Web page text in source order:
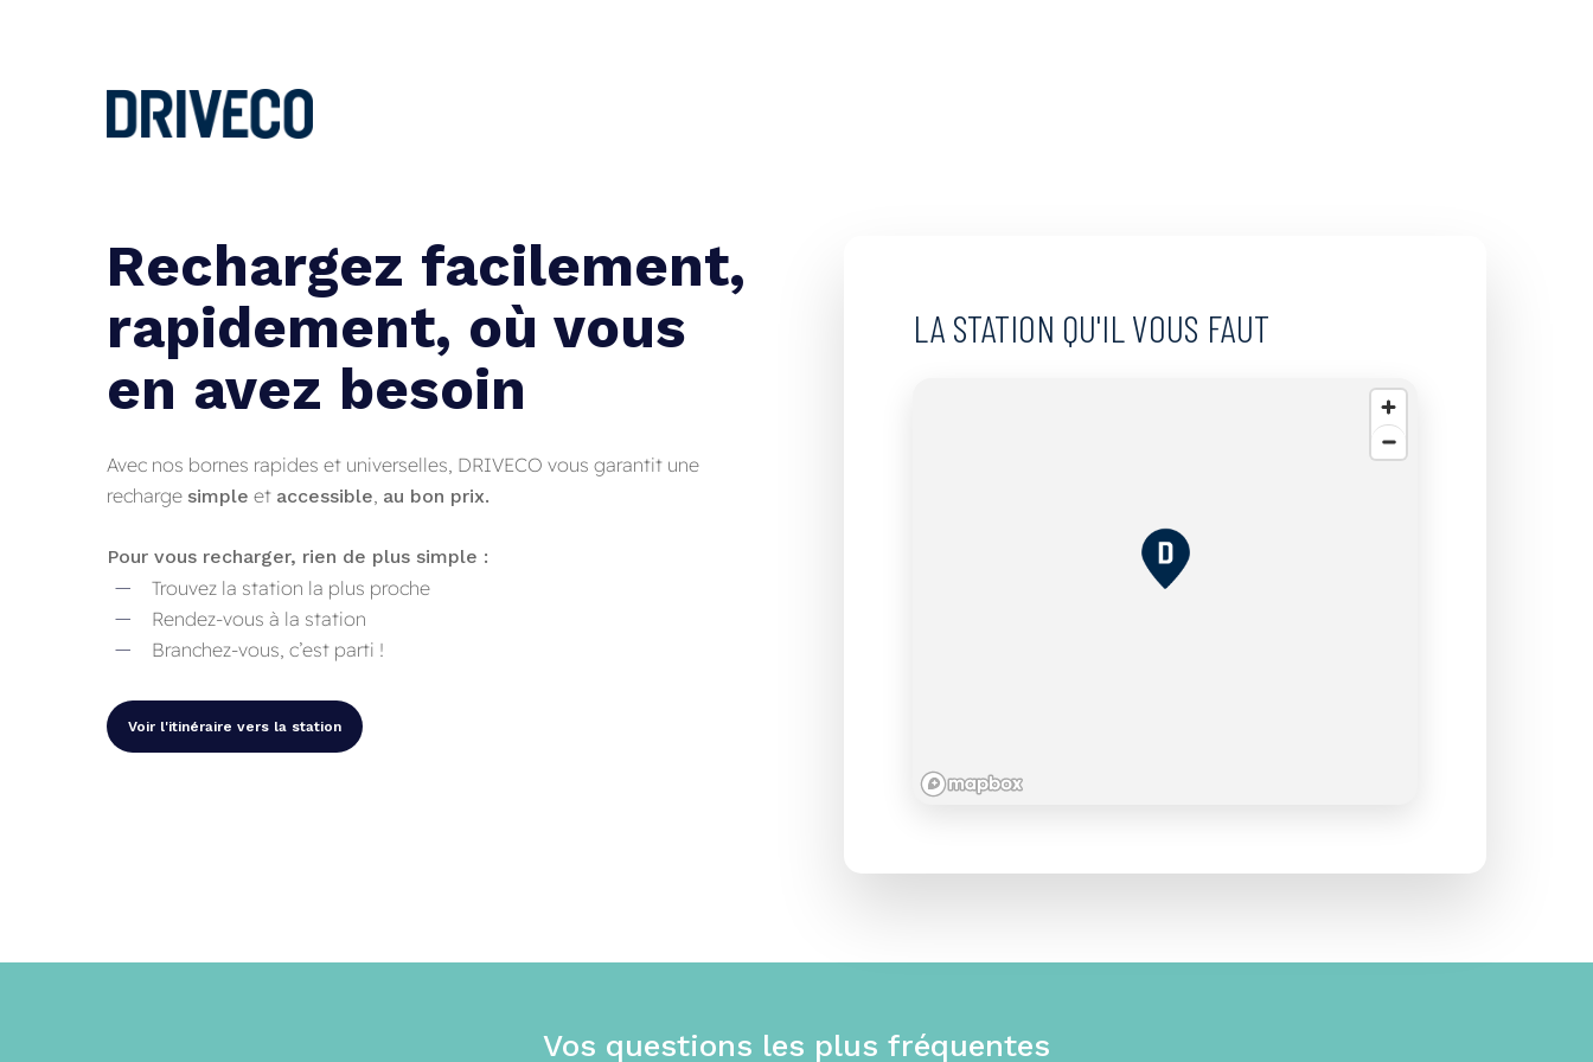
Rechargez facilement,
rapidement, où vous
en avez besoin
Avec nos bornes rapides et universelles, DRIVECO vous garantit une
recharge simple et accessible au bon prix.
Pour vous recharger, rien de plus simple :
Trouvez la station la plus proche
Rendez-vous à la station
Branchez-vous, c’est parti !
Voir l'itinéraire vers la station
LA STATION QU'IL VOUS FAUT
Vos questions les plus fréquentes